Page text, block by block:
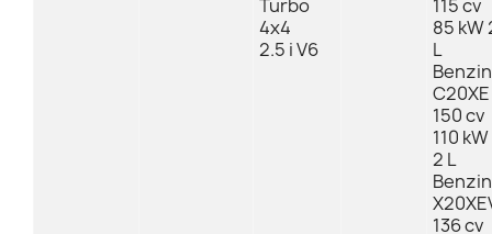
Turbo
4x4
2.5 i V6
115 cv
85 kW
L
C20XE
150 cv
110 kW
2 L
136 cv